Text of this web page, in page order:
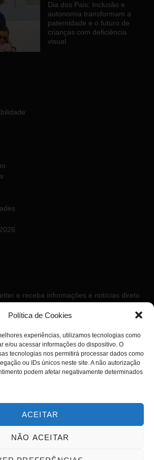
Política de Cookies
experiências, utilizamos tecnologias como
e/ou acessar informações do dispositivo. O
tecnologias nos permitirá processar dados como
ou IDs únicos neste site. A não autorização
podem afetar negativamente determinados
ACEITAR
NÃO ACEITAR
Dia dos Pais: Inclusão e
autonomia transformam a
paternidade e o futuro de
crianças com deficiência
visual
e receba informações e notícias direto
Diário PcD. Todos os direitos reservados.